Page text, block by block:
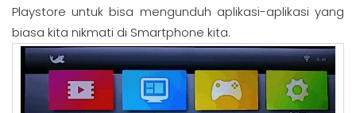
Playstore untuk bisa mengunduh aplikasi-aplikasi yang
biasa kita nikmati di Smartphone kita.